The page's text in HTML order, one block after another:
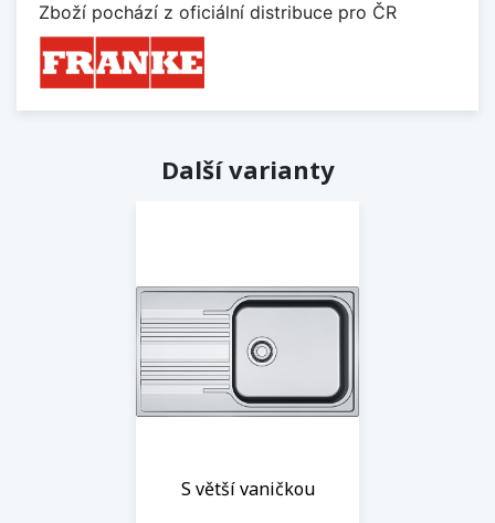
Zboží pochází z oficiální distribuce pro ČR
Další varianty
S větší vaničkou